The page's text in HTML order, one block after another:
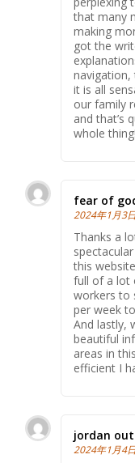
that many
making
got the
navigation,
it is all
our family
and that’s
whole thing!
fear of
2024年1月3
Thanks a
this
full of a lot
workers to
per week
And lastly,
beautiful
areas in
efficient I
jordan
2024年1月4